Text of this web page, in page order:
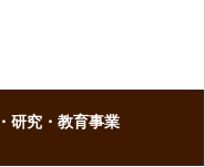
研究・教育事業